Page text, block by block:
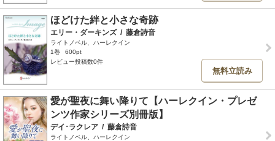
ほどけた絆と小さな奇跡
エリー・ダーキンズ / 藤倉詩音
ライトノベル、ハーレクイン
1巻
600pt
レビュー投稿数0件
無料立読み
愛が聖夜に舞い降りて【ハーレクイン・プレゼ
ンツ作家シリーズ別冊版】
デイ･ラクレア / 藤倉詩音
ライトノベル、ハーレクイン